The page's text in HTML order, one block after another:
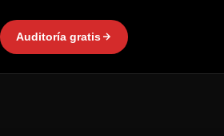
Auditoría gratis